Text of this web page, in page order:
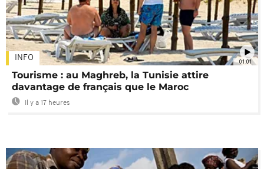
01:01
INFO
Tourisme : au Maghreb, la Tunisie attire
davantage de français que le Maroc
Il y a 17 heures